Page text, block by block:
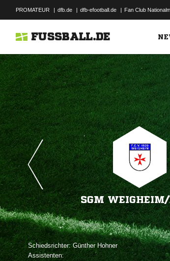
PROMATEUR | dfb.de | dfb-efootball.de | Fan Club
FUSSBALL.DE
SGM
Schiedsrichter: 
Assistenten: